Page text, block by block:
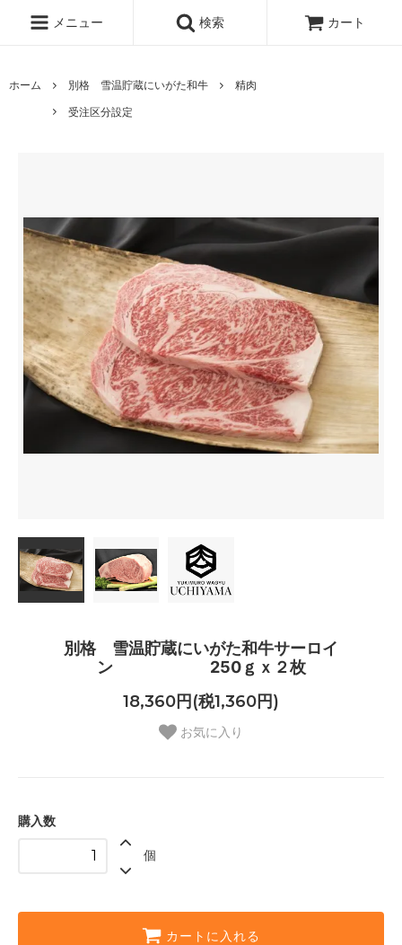
メニュー 検索 カート
ホーム 別格 雪温貯蔵にいがた和牛
精肉
受注区分設定
別格 雪温貯蔵にいがた和牛サーロイ
ン 250ｇｘ２枚
18,360円(税1,360円)
お気に入り
購入数
個
カートに入れる